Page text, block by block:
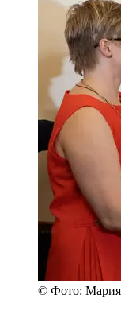
© Фото: Мария